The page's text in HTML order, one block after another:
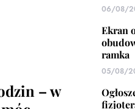
– w
06/08/
Ekran
ramka
05/08/